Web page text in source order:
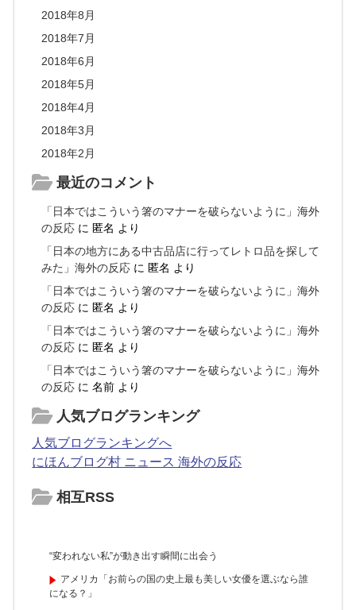
2018年8月
2018年7月
2018年6月
2018年5月
2018年4月
2018年3月
2018年2月
最近のコメント
「日本ではこういう箸のマナーを破らないように」海外
の反応 に 匿名 より
「日本の地方にある中古品店に行ってレトロ品を探して
みた」海外の反応 に 匿名 より
「日本ではこういう箸のマナーを破らないように」海外
の反応 に 匿名 より
「日本ではこういう箸のマナーを破らないように」海外
の反応 に 匿名 より
「日本ではこういう箸のマナーを破らないように」海外
の反応 に名前 より
人気ブログランキング
人気ブログランキングへ
にほんブログ村 ニュース 海外の反応
相互RSS
“変われない私”が動き出す瞬間に出会う
アメリカ「お前らの国の史上最も美しい女優を選ぶなら誰
になる？」